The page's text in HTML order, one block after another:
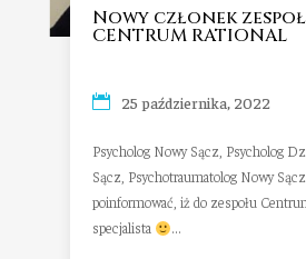
Nowy członek
CENTRUM RATIONAL
25 października, 2022
Psycholog Nowy Sącz, Psycholog
Sącz, Psychotraumatolog Nowy
poinformować, iż do zespołu
specjalista
...